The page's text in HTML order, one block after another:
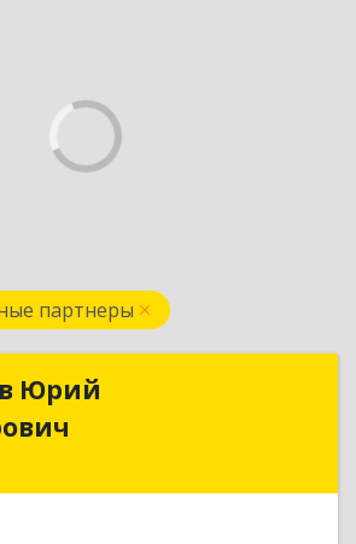
партнеры
ЮрийИП Сухачев Юрий